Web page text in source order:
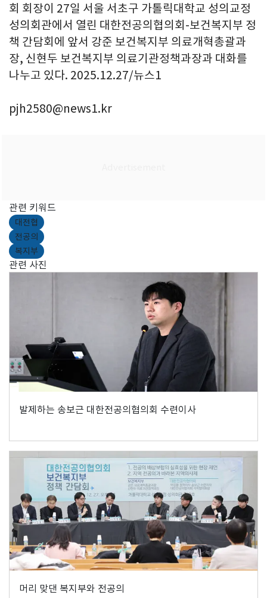
회 회장이 27일 서울 서초구 가톨릭대학교 성의교정
성의회관에서 열린 대한전공의협의회-보건복지부 정
책 간담회에 앞서 강준 보건복지부 의료개혁총괄과
장, 신현두 보건복지부 의료기관정책과장과 대화를
나누고 있다. 2025.12.27/뉴스1
pjh2580@news1.kr
관련 키워드
대전협
전공의
복지부
관련 사진
발제하는 송보근 대한전공의협의회 수련이사
머리 맞댄 복지부와 전공의